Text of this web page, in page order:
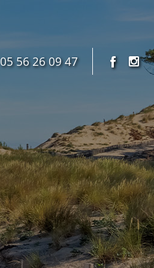
05 56 26 09 47